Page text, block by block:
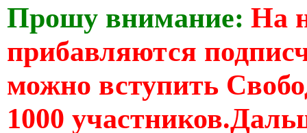
Прошу внимание: На
прибавляются
можно вступить
1000